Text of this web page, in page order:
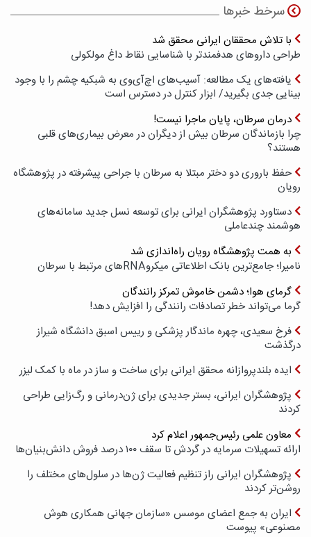
سرخط خبرها
با تلاش محققان ایرانی محقق شد
طراحی داروهای هدفمندتر با شناسایی نقاط داغ مولکولی
یافته‌های یک مطالعه: آسیب‌های اچ‌آی‌وی به شبکیه چشم را با وجود
بینایی جدی بگیرید/ ابزار کنترل در دسترس است
درمان سرطان، پایان ماجرا نیست!
چرا بازماندگان سرطان بیش از دیگران در معرض بیماری‌های قلبی
هستند؟
حفظ باروری دو دختر مبتلا به سرطان با جراحی پیشرفته در پژوهشگاه
رویان
دستاورد پژوهشگران ایرانی برای توسعه نسل جدید سامانه‌های
هوشمند چندعاملی
به همت پژوهشگاه رویان راه‌اندازی شد
نامیرا؛ جامع‌ترین بانک اطلاعاتی میکروRNAهای مرتبط با سرطان
گرمای هوا؛ دشمن خاموش تمرکز رانندگان
گرما می‌تواند خطر تصادفات رانندگی را افزایش دهد!
فرخ سعیدی، چهره ماندگار پزشکی و رییس اسبق دانشگاه شیراز
درگذشت
ایده بلندپروازانه محقق ایرانی برای ساخت و ساز در ماه با کمک لیزر
پژوهشگران ایرانی، بستر جدیدی برای ژن‌درمانی و رگ‌زایی طراحی
کردند
معاون علمی رئیس‌جمهور اعلام کرد
ارائه تسهیلات سرمایه در گردش تا سقف ۱۰۰ درصد فروش دانش‌بنیان‌ها
پژوهشگران ایرانی راز تنظیم فعالیت ژن‌ها در سلول‌های مختلف را
روشن‌تر کردند
ایران به جمع اعضای موسس «سازمان جهانی همکاری هوش
مصنوعی» پیوست